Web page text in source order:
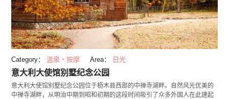
Category： 温泉・按摩 Area： 日光
意大利大使馆别墅纪念公园
意大利大使馆别墅纪念公园位于枥木县西部的中禅寺湖畔。自然风光优美的
中禅寺湖畔，从明治中期到昭和初期的这段时间吸引了众多外国人在此建起